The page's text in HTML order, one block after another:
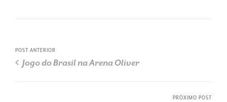
POST ANTERIOR
Jogo do Brasil na Arena Oliver
PRÓXIMO POST